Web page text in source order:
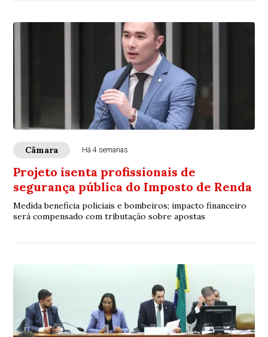
Câmara Há 4 semanas
Projeto isenta profissionais de
segurança pública do Imposto de Renda
Medida beneficia policiais e bombeiros; impacto financeiro
será compensado com tributação sobre apostas